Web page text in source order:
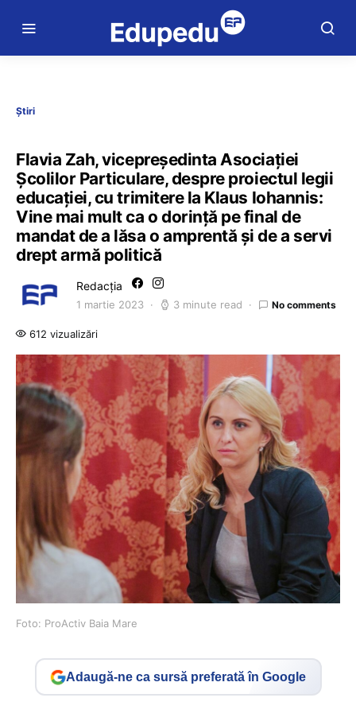
Știri
Flavia Zah, vicepreședinta Asociației
Școlilor Particulare, despre proiectul legii
educației, cu trimitere la Klaus Iohannis:
Vine mai mult ca o dorință pe final de
mandat de a lăsa o amprentă și de a servi
drept armă politică
Redacția
1 martie 2023 3 minute read No comments
612 vizualizări
Foto: ProActiv Baia Mare
Adaugă-ne ca sursă preferată în Google